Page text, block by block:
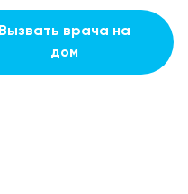
Вызвать врача на
дом